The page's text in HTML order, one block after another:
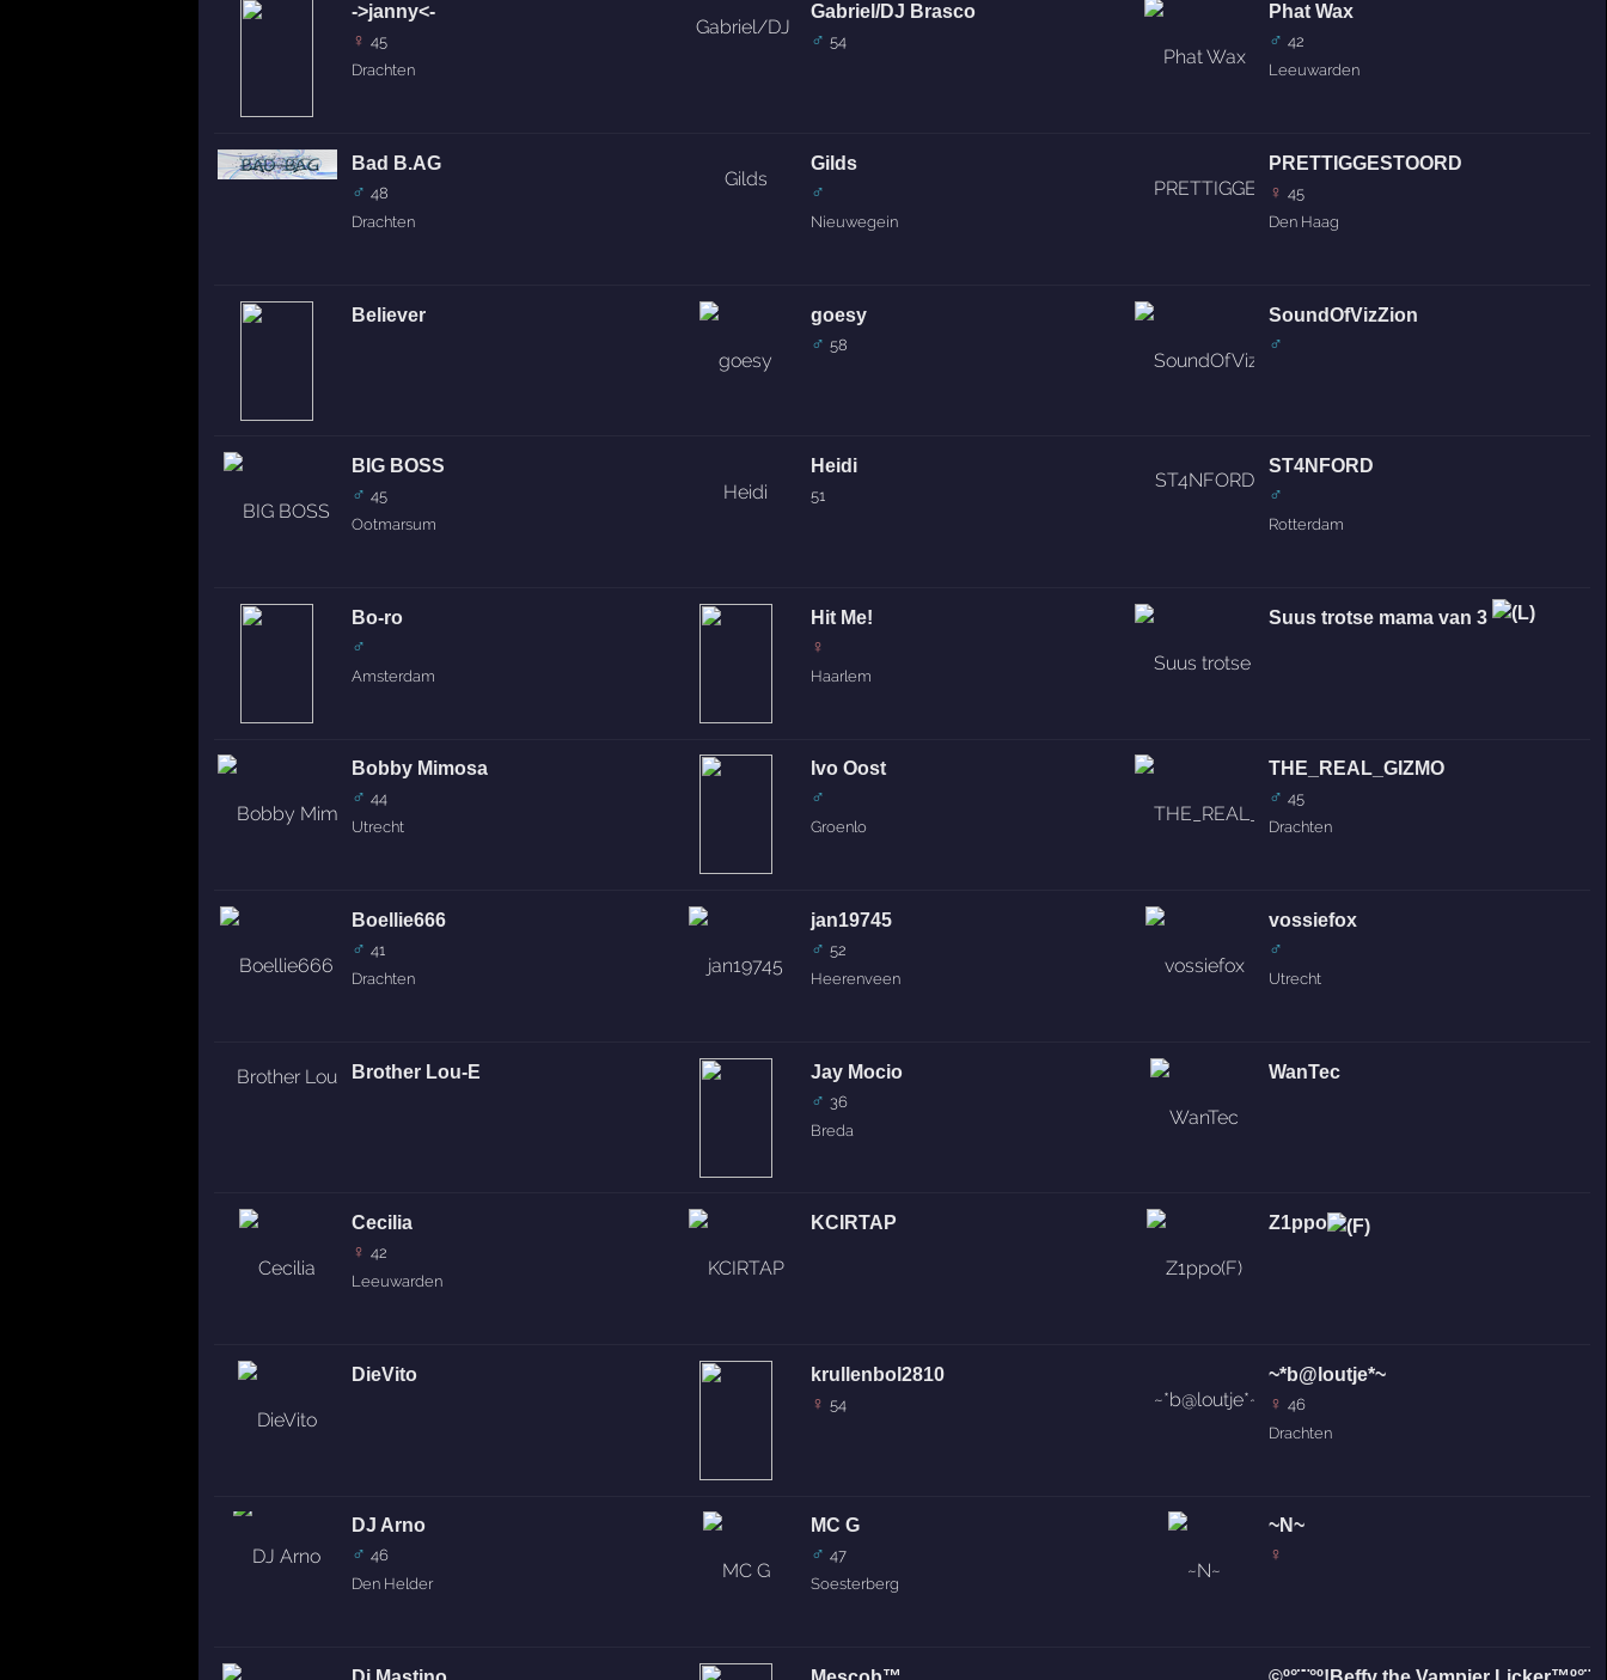
->janny<-
♀ 45
Drachten
Bad B.AG
♂ 48
Drachten
Believer
BIG BOSS
♂ 45
Ootmarsum
Bo-ro
♂
Amsterdam
Bobby Mimosa
♂ 44
Utrecht
Boellie666
♂ 41
Drachten
Brother Lou-E
Cecilia
♀ 42
Leeuwarden
DieVito
DJ Arno
♂ 46
Den Helder
Gabriel/DJ Brasco
♂ 54
Gilds
♂
Nieuwegein
goesy
♂ 58
Heidi
51
Hit Me!
♀
Haarlem
Ivo Oost
♂
Groenlo
jan19745
♂ 52
Heerenveen
Jay Mocio
♂ 36
Breda
KCIRTAP
krullenbol2810
♀ 54
MC G
♂ 47
Soesterberg
Phat Wax
♂ 42
Leeuwarden
PRETTIGGESTOORD
♀ 45
Den Haag
SoundOfVizZion
♂
ST4NFORD
♂
Rotterdam
Suus trotse mama van 3
THE_REAL_GIZMO
♂ 45
Drachten
vossiefox
♂
Utrecht
WanTec
Z1ppo
~*b@loutje*~
♀ 46
Drachten
~N~
♀